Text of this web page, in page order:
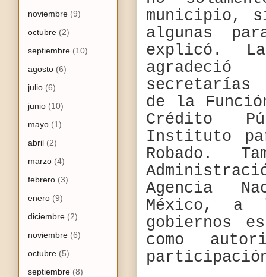
municipio,
algunas
explicó.
secretarías
de la
Crédito
Instituto
Robado.
Agencia
México, a
gobiernos
como
noviembre (9)
octubre (2)
septiembre (10)
agosto (6)
julio (6)
junio (10)
mayo (1)
abril (2)
marzo (4)
febrero (3)
enero (9)
diciembre (2)
noviembre (6)
octubre (5)
septiembre (8)